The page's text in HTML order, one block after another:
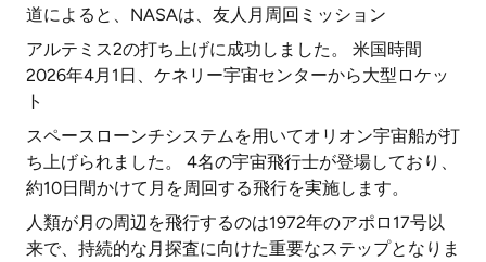
道によると、NASAは、友人月周回ミッション
アルテミス2の打ち上げに成功しました。 米国時間
2026年4月1日、ケネリー宇宙センターから大型ロケッ
ト
スペースローンチシステムを用いてオリオン宇宙船が打
ち上げられました。 4名の宇宙飛行士が登場しており、
約10日間かけて月を周回する飛行を実施します。
人類が月の周辺を飛行するのは1972年のアポロ17号以
来で、持続的な月探査に向けた重要なステップとなりま